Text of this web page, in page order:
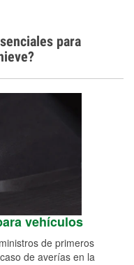
para
vehículos
de primeros
de averías en la